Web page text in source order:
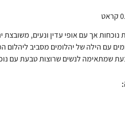
עם הילה של יהלומים מסביב ליהלום
שמתאימה לנשים שרוצות טבעת עם